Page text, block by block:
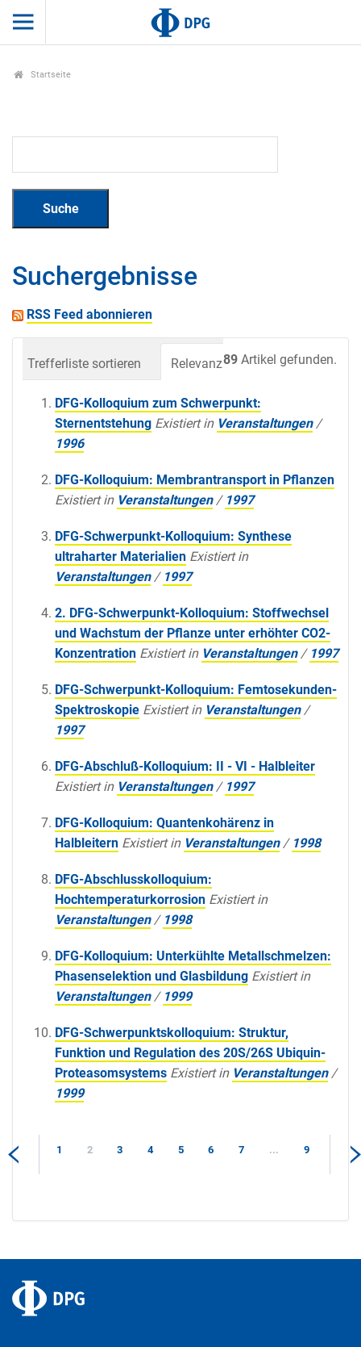
Startseite
Suchergebnisse
RSS Feed abonnieren
89 Artikel gefunden.
Trefferliste sortieren Relevanz Datum
DFG-Kolloquium zum Schwerpunkt:
Sternentstehung Existiert in Veranstaltungen /
1996
DFG-Kolloquium: Membrantransport in Pflanzen
Existiert in Veranstaltungen / 1997
DFG-Schwerpunkt-Kolloquium: Synthese
ultraharter Materialien Existiert in
Veranstaltungen / 1997
2. DFG-Schwerpunkt-Kolloquium: Stoffwechsel
und Wachstum der Pflanze unter erhöhter CO2-
Konzentration Existiert in Veranstaltungen / 1997
DFG-Schwerpunkt-Kolloquium: Femtosekunden-
Spektroskopie Existiert in Veranstaltungen /
1997
DFG-Abschluß-Kolloquium: II - VI - Halbleiter
Existiert in Veranstaltungen / 1997
DFG-Kolloquium: Quantenkohärenz in
Halbleitern Existiert in Veranstaltungen / 1998
DFG-Abschlusskolloquium:
Hochtemperaturkorrosion Existiert in
Veranstaltungen / 1998
DFG-Kolloquium: Unterkühlte Metallschmelzen:
Phasenselektion und Glasbildung Existiert in
Veranstaltungen / 1999
DFG-Schwerpunktskolloquium: Struktur,
Funktion und Regulation des 20S/26S Ubiquin-
Proteasomsystems Existiert in Veranstaltungen /
1999
1 2 3 4 5 6 7 ... 9